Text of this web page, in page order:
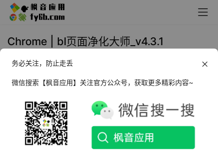
Chrome | bl页面净化大师_v4.3.1
2025年6月5日 10:55
脚本介绍
某音短视频让人欲罢不能，而某站的长视频丰富内容更是让
人沉浸其中。既然某音都有优化脚本了，某站咱也不能落
务必关注，防止走丢
微信搜索【枫音应用】关注官方公众号，获取更多精彩内容~